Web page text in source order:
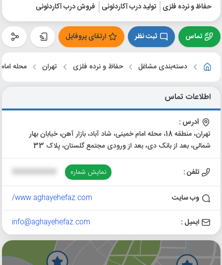
حفاظ و نرده فلزی تولید درب آکاردئونی فروش درب آکاردئونی
تماس ثبت نظر ارتقای پروفایل
دسته‌بندی مشاغل حفاظ و نرده فلزی تهران محله
اطلاعات تماس
آدرس :
تهران، منطقه 18، محله امام خمینی، شاد آباد، بازار آهن، خیابان بهار
شمالی، بعد از بانک دی، بعد از ورودی مجتمع گلستان، پلاک 33
تلفن : نمایش شماره
وب سایت www.aghayehefaz.com/
ایمیل : info@aghayehefaz.com